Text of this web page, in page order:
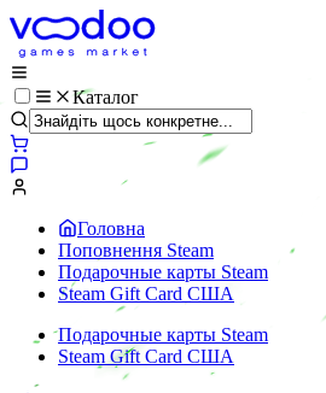
Каталог
Головна
Поповнення Steam
Подарочные карты Steam
Steam Gift Card США
Подарочные карты Steam
Steam Gift Card США